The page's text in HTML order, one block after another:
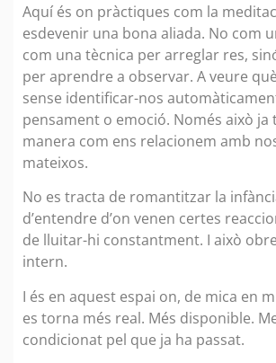
Aquí és on pràctiques com la
esdevenir una bona aliada. No com
com una tècnica per arreglar res,
per aprendre a observar. A veure
sense identificar-nos
pensament o emoció. Només això
manera com ens relacionem amb
mateixos.
No es tracta de romantitzar la
d’entendre d’on venen certes
de lluitar-hi constantment. I això
intern.
I és en aquest espai on, de mica en
es torna més real. Més disponible.
condicionat pel que ja ha passat.